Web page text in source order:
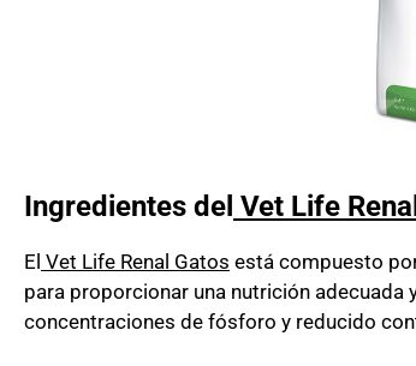
Ingredientes del Vet Life
El Vet Life Renal Gatos está compuesto
para proporcionar una nutrición adecuada
concentraciones de fósforo y reducido